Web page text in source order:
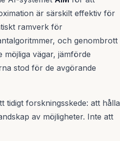
är särskilt effektiv för
ramverk för
och genombrott
möjliga vägar, jämförde
stod för de avgörande
tidigt forskningsskede: att hålla
av möjligheter. Inte att